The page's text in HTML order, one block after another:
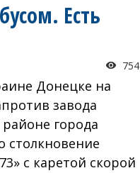
Есть
754
Донецке на
завода
города
столкновение
с каретой скорой